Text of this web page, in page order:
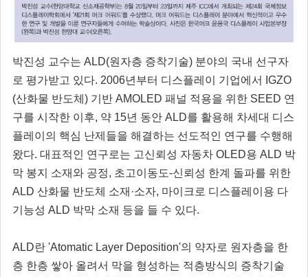
박진성 교수는 ALD(원자층 증착기술) 분야의 국내 선구자
로 평가받고 있다. 2006년부터 디스플레이 기업에서 IGZO
(산화물 반도체) 기반 AMOLED 패널 적용을 위한 SEED 연
구를 시작한 이후, 약 15년 동안 ALD를 활용해 차세대 디스
플레이의 핵심 난제들을 해결하는 선도적인 연구를 수행해
왔다. 대표적인 연구로는 고신뢰성 자동차 OLED용 ALD 박
막 봉지 소재와 공정, 초고이동도-신뢰성 한계 돌파를 위한
ALD 산화물 반도체 소재·소자, 마이크로 디스플레이용 다
기능성 ALD 박막 소재 등을 들 수 있다.
ALD란 'Atomatic Layer Deposition'의 약자로 원자층을 한
층 한층 쌓아 올려서 막을 형성하는 적층방식의 증착기술